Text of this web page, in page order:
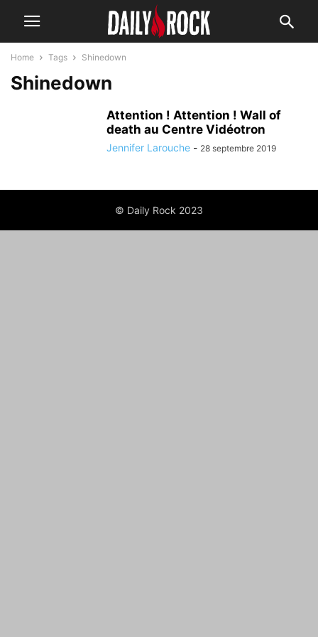
Home Tags Shinedown
Shinedown
Attention ! Attention ! Wall of
death au Centre Vidéotron
Jennifer Larouche - 28 septembre 2019
© Daily Rock 2023